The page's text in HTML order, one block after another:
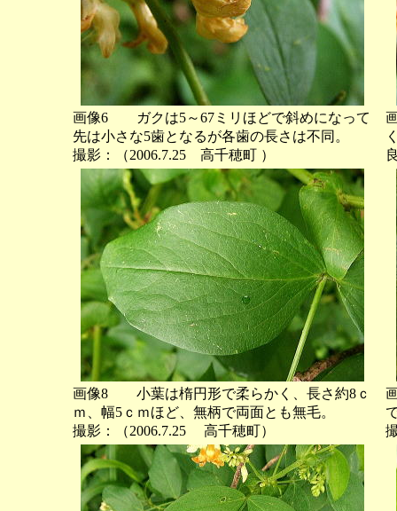
画像6 ガクは5～67ミリほどで斜めになって
先は小さな5歯となるが各歯の長さは不同。
撮影：（2006.7.25 高千穂町 ）
画像8 小葉は楕円形で柔らかく、長さ約8ｃ
ｍ、幅5ｃｍほど、無柄で両面とも無毛。
撮影：（2006.7.25 高千穂町）